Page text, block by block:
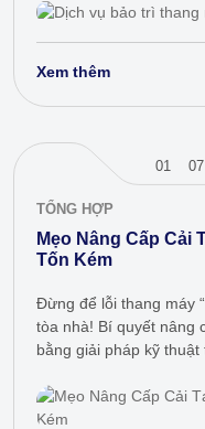
Xem thêm
01 07
TỔNG HỢP
Mẹo Nâng Cấp Cải
Tốn Kém
Đừng để lỗi thang máy
tòa nhà! Bí quyết nâng
bằng giải pháp kỹ